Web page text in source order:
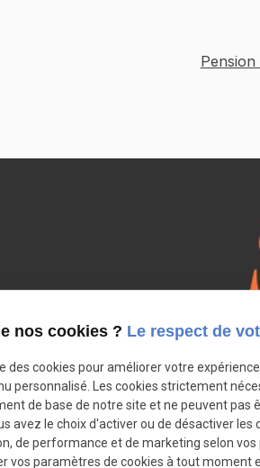
Pension
Mes
nos cookies ? Le respect de
des cookies pour améliorer votre
personnalisé. Les cookies strictement
de base de notre site et ne peuvent pas
avez le choix d'activer ou de désactiver les
de performance et de marketing selon vos
vos paramètres de cookies à tout moment